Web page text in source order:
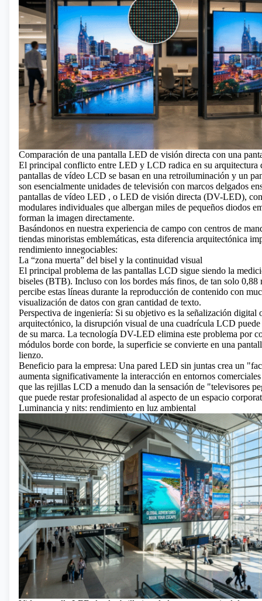
Comparación de una pantalla LED de visión directa con una
El principal conflicto entre LED y LCD radica en su arquitectura
pantallas de vídeo LCD se basan en una retroiluminación y un
son esencialmente unidades de televisión con marcos delgados
pantallas de vídeo LED , o LED de visión directa (DV-LED),
modulares individuales que albergan miles de pequeños diodos
forman la imagen directamente.
Basándonos en nuestra experiencia de campo con centros de
tiendas minoristas emblemáticas, esta diferencia arquitectónica
rendimiento innegociables:
La “zona muerta” del bisel y la continuidad visual
El principal problema de las pantallas LCD sigue siendo la
biseles (BTB). Incluso con los bordes más finos, de tan solo 0,88
percibe estas líneas durante la reproducción de contenido con
visualización de datos con gran cantidad de texto.
Perspectiva de ingeniería: Si su objetivo es la señalización digital
arquitectónico, la disrupción visual de una cuadrícula LCD
de su marca. La tecnología DV-LED elimina este problema por
módulos borde con borde, la superficie se convierte en una
lienzo.
Beneficio para la empresa: Una pared LED sin juntas crea un
aumenta significativamente la interacción en entornos
que las rejillas LCD a menudo dan la sensación de "televisores
que puede restar profesionalidad al aspecto de un espacio
Luminancia y nits: rendimiento en luz ambiental